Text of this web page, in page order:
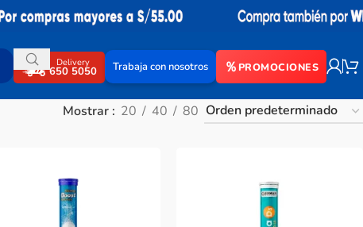
Delivery
650 5050 Trabaja con nosotros PROMOCIONES
Mostrar 20 40 80